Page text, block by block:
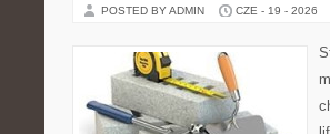
POSTED BY ADMIN CZE - 19 - 2026